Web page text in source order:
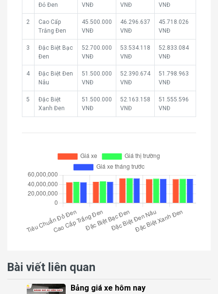
Đỏ Đen
VNĐ
VNĐ
VNĐ
2
Cao Cấp
Trắng Đen
45.500.000
VNĐ
46.296.637
VNĐ
45.718.026
VNĐ
3
Đặc Biệt Bạc
Đen
52.700.000
VNĐ
53.534.118
VNĐ
52.833.084
VNĐ
4
Đặc Biệt Đen
Nâu
51.500.000
VNĐ
52.390.674
VNĐ
51.798.963
VNĐ
5
Đặc Biệt
Xanh Đen
51.500.000
VNĐ
52.163.158
VNĐ
51.555.596
VNĐ
Bài viết liên quan
Bảng giá xe hôm nay